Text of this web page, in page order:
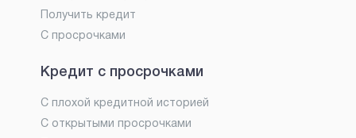
Получить кредит
С просрочками
Кредит с просрочками
С плохой кредитной историей
С открытыми просрочками